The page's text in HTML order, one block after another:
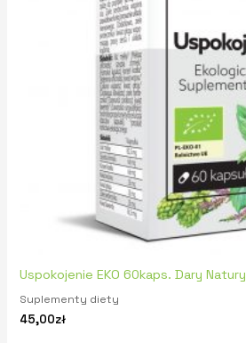
Uspokojenie EKO 60kaps. Dary Natury
Suplementy diety
45,00zł